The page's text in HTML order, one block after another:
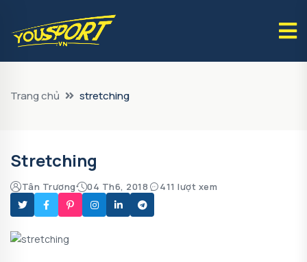
Trang chủ stretching
Stretching
Tân Trương 04 Th6, 2018 411 lượt xem